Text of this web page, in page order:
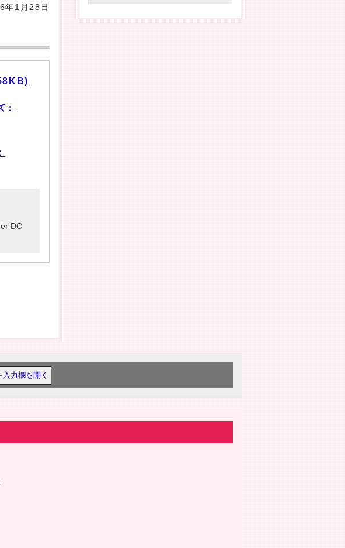
年1月28日
DC
入力欄を開く